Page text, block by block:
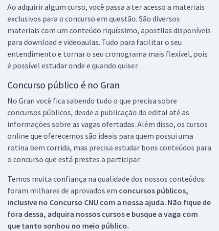
Ao adquirir algum curso, você passa a ter acesso a materiais
exclusivos para o concurso em questão. São diversos
materiais com um conteúdo riquíssimo, apostilas disponíveis
para download e videoaulas. Tudo para facilitar o seu
entendimento e tornar o seu cronograma mais flexível, pois
é possível estudar onde e quando quiser.
Concurso público é no Gran
No Gran você fica sabendo tudo o que precisa sobre
concursos públicos, desde a publicação do edital até as
informações sobre as vagas ofertadas. Além disso, os cursos
online que oferecemos são ideais para quem possui uma
rotina bem corrida, mas precisa estudar bons conteúdos para
o concurso que está prestes a participar.
Temos muita confiança na qualidade dos nossos conteúdos:
foram milhares de aprovados em concursos públicos,
inclusive no Concurso CNU com a nossa ajuda. Não fique de
fora dessa, adquira nossos cursos e busque a vaga com
que tanto sonhou no meio público.